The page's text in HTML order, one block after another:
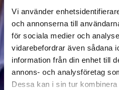
Vi använder
och annonserna till
för sociala medier och
vidarebefordrar även sådana
information från din enhet till
annons- och analysföretag
Dessa kan i sin tur